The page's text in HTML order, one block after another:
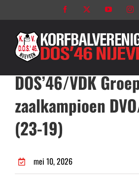
naar
Facebook YouTube
DOS’46/VDK
zaalkampioen
(23-19)
mei 10, 2026